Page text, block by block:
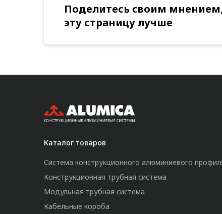
Поделитесь своим
эту страницу лучше
Каталог товаров
Система конструкционного алюминиевого
Конструкционная трубная система
Модульная трубная система
Кабельные короба